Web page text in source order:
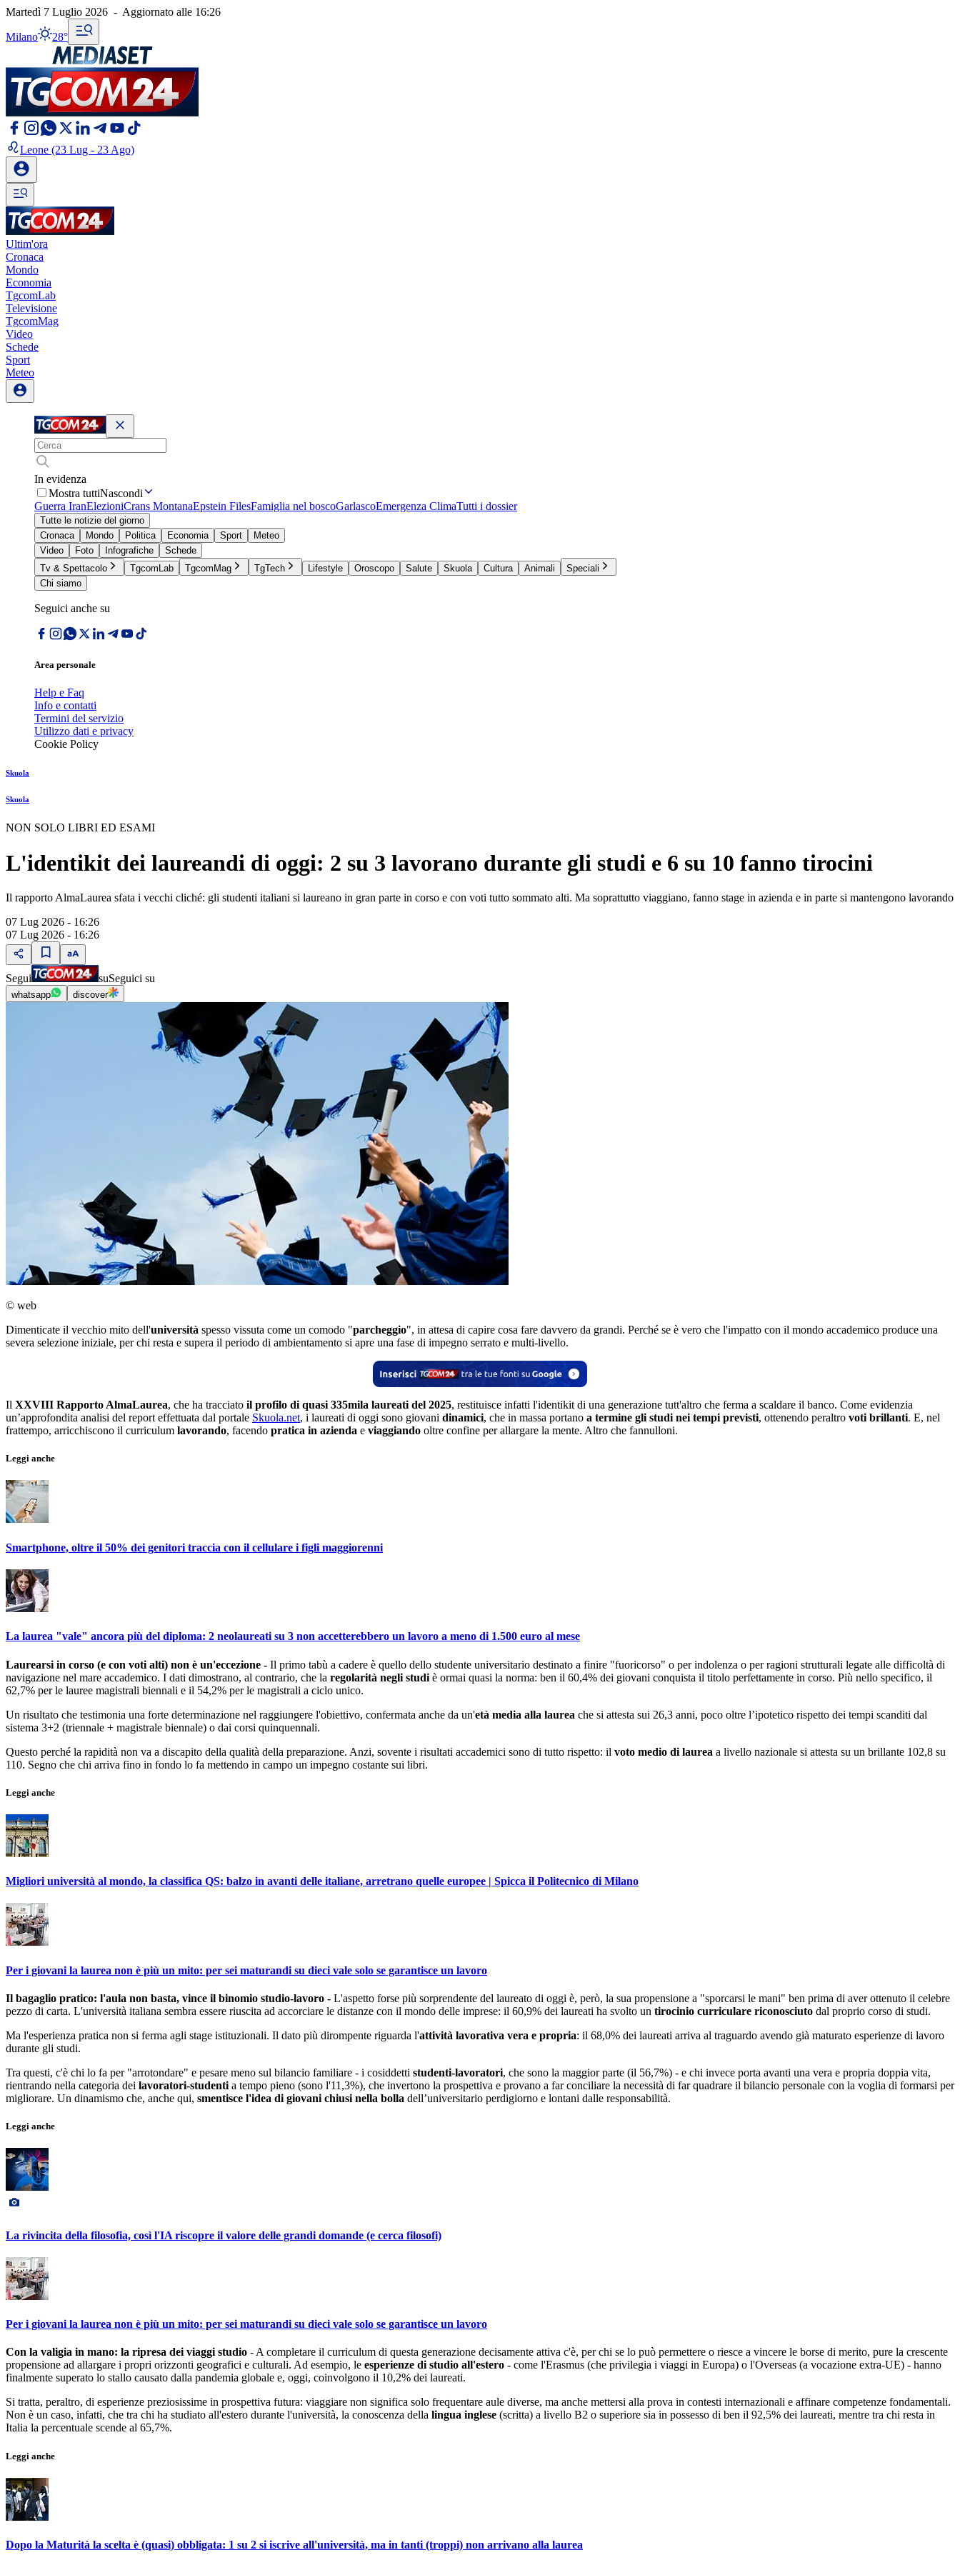
Martedì 7 Luglio 2026 - Aggiornato alle 16:26
Milano 28°
Leone (23 Lug - 23 Ago)
Ultim'ora
Cronaca
Mondo
Economia
TgcomLab
Televisione
TgcomMag
Video
Schede
Sport
Meteo
In evidenza
Mostra tuttiNascondi
Guerra IranElezioniCrans MontanaEpstein FilesFamiglia nel boscoGarlascoEmergenza ClimaTutti i dossier
Tutte le notizie del giorno
Cronaca
Mondo Politica Economia Sport
Meteo
Video
Foto Infografiche
Schede
Tv & Spettacolo
TgcomLab TgcomMag TgTech Lifestyle Oroscopo Salute Skuola Cultura Animali
Speciali
Chi siamo
Seguici anche su
Area personale
Help e Faq
Info e contatti
Termini del servizio
Utilizzo dati e privacy
Cookie Policy
Skuola
Skuola
NON SOLO LIBRI ED ESAMI
L'identikit dei laureandi di oggi: 2 su 3 lavorano durante gli studi e 6 su 10 fanno tirocini
Il rapporto AlmaLaurea sfata i vecchi cliché: gli studenti italiani si laureano in gran parte in corso e con voti tutto sommato alti. Ma soprattutto viaggiano, fanno stage in azienda e in parte si mantengono lavorando
07 Lug 2026 - 16:26
07 Lug 2026 - 16:26
Segui suSeguici su
whatsapp discover
© web
Dimenticate il vecchio mito dell'università spesso vissuta come un comodo "parcheggio", in attesa di capire cosa fare davvero da grandi. Perché se è vero che l'impatto con il mondo accademico produce una
severa selezione iniziale, per chi resta e supera il periodo di ambientamento si apre una fase di impegno serrato e multi-livello.
Il XXVIII Rapporto AlmaLaurea, che ha tracciato il profilo di quasi 335mila laureati del 2025, restituisce infatti l'identikit di una generazione tutt'altro che ferma a scaldare il banco. Come evidenzia
un’approfondita analisi del report effettuata dal portale Skuola.net, i laureati di oggi sono giovani dinamici, che in massa portano a termine gli studi nei tempi previsti, ottenendo peraltro voti brillanti. E, nel
frattempo, arricchiscono il curriculum lavorando, facendo pratica in azienda e viaggiando oltre confine per allargare la mente. Altro che fannulloni.
Leggi anche
Smartphone, oltre il 50% dei genitori traccia con il cellulare i figli maggiorenni
La laurea "vale" ancora più del diploma: 2 neolaureati su 3 non accetterebbero un lavoro a meno di 1.500 euro al mese
Laurearsi in corso (e con voti alti) non è un'eccezione - Il primo tabù a cadere è quello dello studente universitario destinato a finire "fuoricorso" o per indolenza o per ragioni strutturali legate alle difficoltà di
navigazione nel mare accademico. I dati dimostrano, al contrario, che la regolarità negli studi è ormai quasi la norma: ben il 60,4% dei giovani conquista il titolo perfettamente in corso. Più nello specifico, il
62,7% per le lauree magistrali biennali e il 54,2% per le magistrali a ciclo unico.
Un risultato che testimonia una forte determinazione nel raggiungere l'obiettivo, confermata anche da un'età media alla laurea che si attesta sui 26,3 anni, poco oltre l’ipotetico rispetto dei tempi scanditi dal
sistema 3+2 (triennale + magistrale biennale) o dai corsi quinquennali.
Questo perché la rapidità non va a discapito della qualità della preparazione. Anzi, sovente i risultati accademici sono di tutto rispetto: il voto medio di laurea a livello nazionale si attesta su un brillante 102,8 su
110. Segno che chi arriva fino in fondo lo fa mettendo in campo un impegno costante sui libri.
Leggi anche
Migliori università al mondo, la classifica QS: balzo in avanti delle italiane, arretrano quelle europee | Spicca il Politecnico di Milano
Per i giovani la laurea non è più un mito: per sei maturandi su dieci vale solo se garantisce un lavoro
Il bagaglio pratico: l'aula non basta, vince il binomio studio-lavoro - L'aspetto forse più sorprendente del laureato di oggi è, però, la sua propensione a "sporcarsi le mani" ben prima di aver ottenuto il celebre
pezzo di carta. L'università italiana sembra essere riuscita ad accorciare le distanze con il mondo delle imprese: il 60,9% dei laureati ha svolto un tirocinio curriculare riconosciuto dal proprio corso di studi.
Ma l'esperienza pratica non si ferma agli stage istituzionali. Il dato più dirompente riguarda l'attività lavorativa vera e propria: il 68,0% dei laureati arriva al traguardo avendo già maturato esperienze di lavoro
durante gli studi.
Tra questi, c'è chi lo fa per "arrotondare" e pesare meno sul bilancio familiare - i cosiddetti studenti-lavoratori, che sono la maggior parte (il 56,7%) - e chi invece porta avanti una vera e propria doppia vita,
rientrando nella categoria dei lavoratori-studenti a tempo pieno (sono l'11,3%), che invertono la prospettiva e provano a far conciliare la necessità di far quadrare il bilancio personale con la voglia di formarsi per
migliorare. Un dinamismo che, anche qui, smentisce l'idea di giovani chiusi nella bolla dell’universitario perdigiorno e lontani dalle responsabilità.
Leggi anche
La rivincita della filosofia, così l'IA riscopre il valore delle grandi domande (e cerca filosofi)
Per i giovani la laurea non è più un mito: per sei maturandi su dieci vale solo se garantisce un lavoro
Con la valigia in mano: la ripresa dei viaggi studio - A completare il curriculum di questa generazione decisamente attiva c'è, per chi se lo può permettere o riesce a vincere le borse di merito, pure la crescente
propensione ad allargare i propri orizzonti geografici e culturali. Ad esempio, le esperienze di studio all'estero - come l'Erasmus (che privilegia i viaggi in Europa) o l'Overseas (a vocazione extra-UE) - hanno
finalmente superato lo stallo causato dalla pandemia globale e, oggi, coinvolgono il 10,2% dei laureati.
Si tratta, peraltro, di esperienze preziosissime in prospettiva futura: viaggiare non significa solo frequentare aule diverse, ma anche mettersi alla prova in contesti internazionali e affinare competenze fondamentali.
Non è un caso, infatti, che tra chi ha studiato all'estero durante l'università, la conoscenza della lingua inglese (scritta) a livello B2 o superiore sia in possesso di ben il 92,5% dei laureati, mentre tra chi resta in
Italia la percentuale scende al 65,7%.
Leggi anche
Dopo la Maturità la scelta è (quasi) obbligata: 1 su 2 si iscrive all'università, ma in tanti (troppi) non arrivano alla laurea